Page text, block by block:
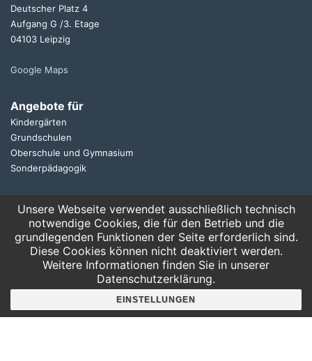
Deutscher Platz 4
Aufgang G /3. Etage
04103 Leipzig
Google Maps
Angebote für
Kindergärten
Grundschulen
Oberschule und Gymnasium
Sonderpädagogik
Telefon:
0341 125 97 57
Service
Hausordnung
FAQ
Unsere Webseite verwendet ausschließlich technisch
notwendige Cookies, die für den Betrieb und die
grundlegenden Funktionen der Seite erforderlich sind.
Diese Cookies können nicht deaktiviert werden.
Weitere Informationen finden Sie in unserer
Datenschutzerklärung.
EINSTELLUNGEN